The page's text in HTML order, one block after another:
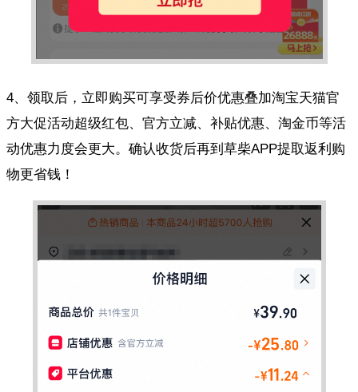
4、领取后，立即购买可享受券后价优惠叠加淘宝天猫官
方大促活动超级红包、官方立减、补贴优惠、淘金币等活
动优惠力度会更大。确认收货后再到草柴APP提取返利购
物更省钱！